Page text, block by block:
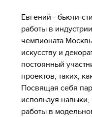
Евгений - бьюти-
работы в
чемпионата
искусству и
постоянный
проектов, таких,
Посвящая себя
используя
работы в